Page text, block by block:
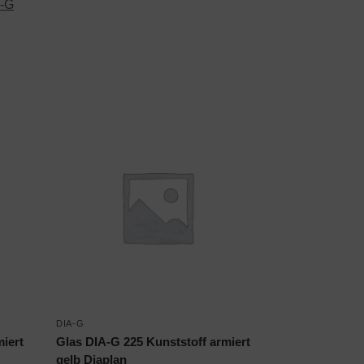
G
DIA-G
Glas DIA-G 225 Kunststoff armiert
gelb Diaplan